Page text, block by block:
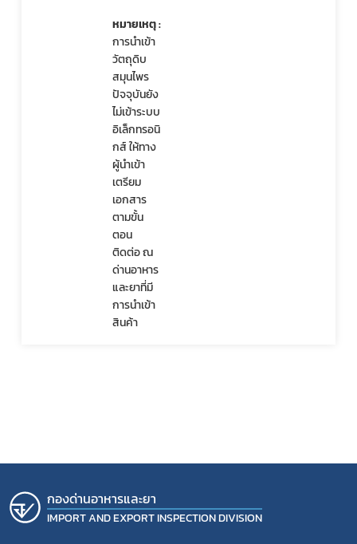
การนำเข้า
วัตถุดิบ
สมุนไพร
ปัจจุบันยัง
ไม่เข้าระบบ
อิเล็กทรอนิ
กส์ ให้ทาง
ผู้นำเข้า
เตรียม
เอกสาร
ตามขั้น
ตอน
ติดต่อ ณ
ด่านอาหาร
และยาที่มี
การนำเข้า
สินค้า
กองด่านอาหารและยา
IMPORT AND EXPORT INSPECTION DIVISION